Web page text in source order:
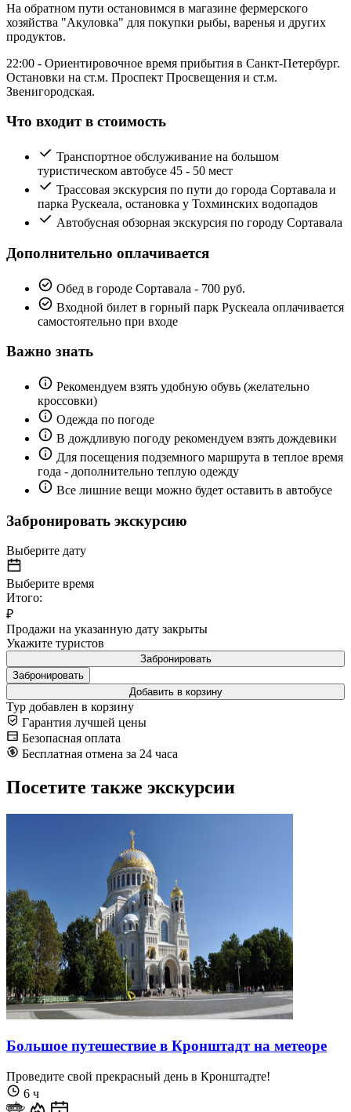
На обратном пути остановимся в магазине фермерского
хозяйства "Акуловка" для покупки рыбы, варенья и других
продуктов.
22:00 - Ориентировочное время прибытия в Санкт-Петербург.
Остановки на ст.м. Проспект Просвещения и ст.м.
Звенигородская.
Что входит в стоимость
Транспортное обслуживание на большом
туристическом автобусе 45 - 50 мест
Трассовая экскурсия по пути до города Сортавала и
парка Рускеала, остановка у Тохминских водопадов
Автобусная обзорная экскурсия по городу Сортавала
Дополнительно оплачивается
Обед в городе Сортавала - 700 руб.
Входной билет в горный парк Рускеала оплачивается
самостоятельно при входе
Важно знать
Рекомендуем взять удобную обувь (желательно
кроссовки)
Одежда по погоде
В дождливую погоду рекомендуем взять дождевики
Для посещения подземного маршрута в теплое время
года - дополнительно теплую одежду
Все лишние вещи можно будет оставить в автобусе
Забронировать экскурсию
Выберите дату
Выберите время
Итого:
₽
Продажи на указанную дату закрыты
Укажите туристов
Забронировать
Забронировать
Добавить в корзину
Тур добавлен в корзину
Гарантия лучшей цены
Безопасная оплата
Бесплатная отмена за 24 часа
Посетите также экскурсии
Большое путешествие в Кронштадт на метеоре
Проведите свой прекрасный день в Кронштадте!
6 ч